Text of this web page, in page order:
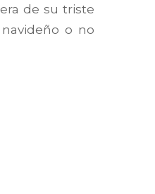
de su triste
o no